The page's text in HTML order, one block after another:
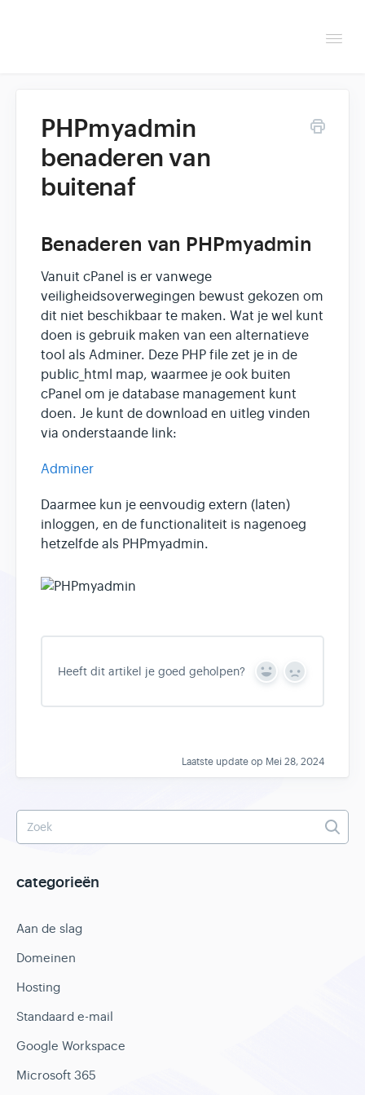
Helpdesk
Optimaliseren & debuggen
PHPmyadmin
benaderen van
buitenaf
Benaderen van PHPmyadmin
Vanuit cPanel is er vanwege
veiligheidsoverwegingen bewust gekozen om
dit niet beschikbaar te maken. Wat je wel kunt
doen is gebruik maken van een alternatieve
tool als Adminer. Deze PHP file zet je in de
public_html map, waarmee je ook buiten
cPanel om je database management kunt
doen. Je kunt de download en uitleg vinden
via onderstaande link:
Adminer
Daarmee kun je eenvoudig extern (laten)
inloggen, en de functionaliteit is nagenoeg
hetzelfde als PHPmyadmin.
Heeft dit artikel je goed geholpen?
Y
s
N
Laatste update op Mei 28, 2024
categorieën
Aan de slag
Domeinen
Hosting
Standaard e-mail
Google Workspace
Microsoft 365